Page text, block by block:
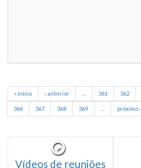
« início ‹ anterior 361 362
366 367 368 369 próximo ›
Vídeos de reuniões